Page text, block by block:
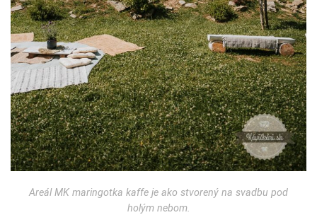
Areál MK maringotka kaffe je ako stvorený na svadbu pod
holým nebom.